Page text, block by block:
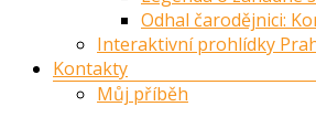
Odhal čarodějnici:
Interaktivní prohlídky
Kontakty
Můj příběh